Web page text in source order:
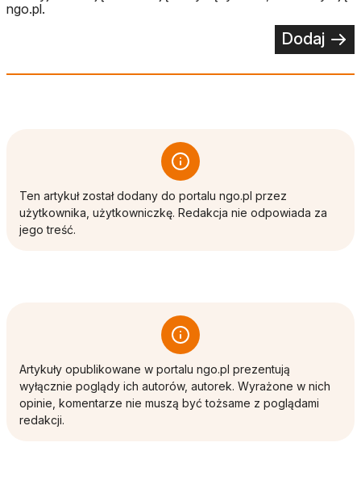
ngo.pl.
Dodaj
Ten artykuł został dodany do portalu ngo.pl przez
użytkownika, użytkowniczkę. Redakcja nie odpowiada za
jego treść.
Artykuły opublikowane w portalu ngo.pl prezentują
wyłącznie poglądy ich autorów, autorek. Wyrażone w nich
opinie, komentarze nie muszą być tożsame z poglądami
redakcji.